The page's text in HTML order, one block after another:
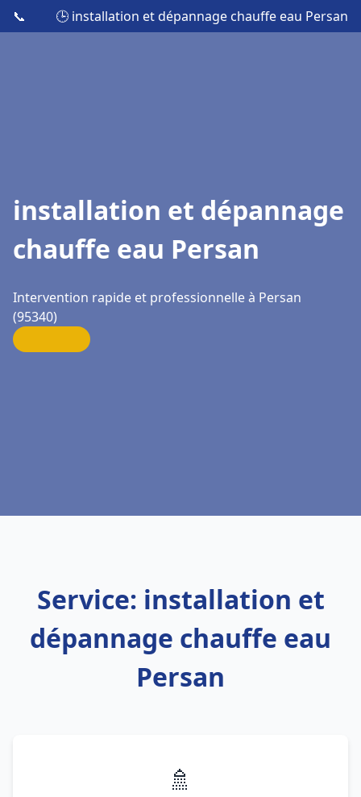
📞 🕒 installation et dépannage chauffe eau Persan
installation et dépannage
chauffe eau Persan
Intervention rapide et professionnelle à Persan
(95340)
Service: installation et
dépannage chauffe eau
Persan
🚿